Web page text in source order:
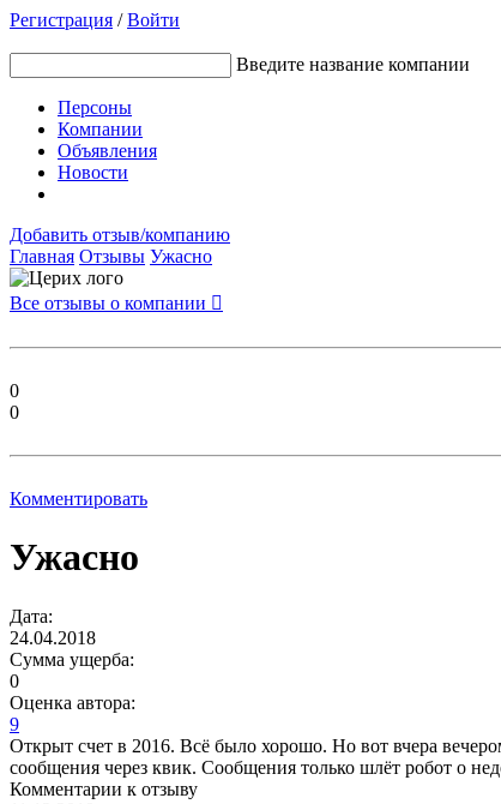
Регистрация /Войти
Введите название компании
Персоны
Компании
Объявления
Новости
Добавить отзыв/компанию
Главная Отзывы Ужасно
Все отзывы о компании 
0
0
Комментировать
Ужасно
Дата:
24.04.2018
Сумма ущерба:
0
Оценка автора:
9
Открыт счет в 2016. Всё было хорошо. Но вот вчера
сообщения через квик. Сообщения только шлёт робот о
Комментарии к отзыву